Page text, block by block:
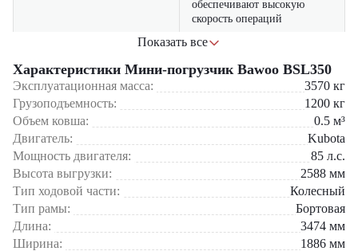
обеспечивают высокую
скорость операций
Надежность
усиленная конструкция
рамы и ходовой части
гарантирует длительный
срок службы
Комфорт
просторная кабина с
улучшенной эргономикой и
Экономичность
оптимизированный расход
топлива и низкие затраты на
обслуживание
Мини-погрузчик Bawoo BSL350эффективно используется в
строительной отрасли, логистических центрах, промышленных
предприятиях и сельском хозяйстве. Идеально подходит для работы
с тяжелыми грузами, сыпучими материалами и выполнения
земляных работ.
Показать все
Характеристики Мини-погрузчик Bawoo BSL350
Эксплуатационная масса: 3570 кг
Грузоподъемность:
1200 кг
Объем ковша:
0.5 м³
Двигатель:
Kubota
Мощность двигателя:
85 л.с.
Высота выгрузки:
2588 мм
Тип ходовой части:
Колесный
Тип рамы:
Бортовая
Длина:
3474 мм
Ширина:
1886 мм